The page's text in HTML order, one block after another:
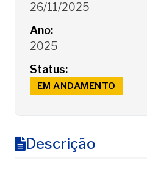
26/11/2025
Ano:
2025
Status:
EM ANDAMENTO
Descrição